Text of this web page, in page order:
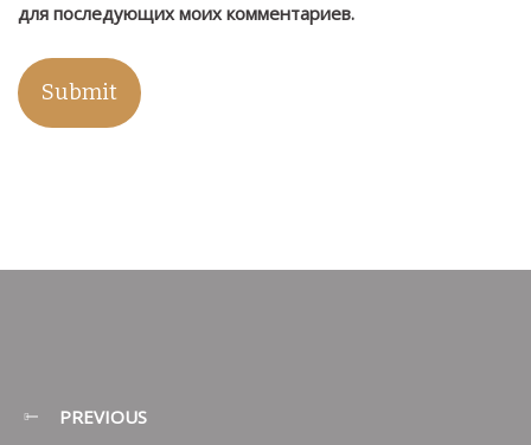
для последующих моих комментариев.
PREVIOUS